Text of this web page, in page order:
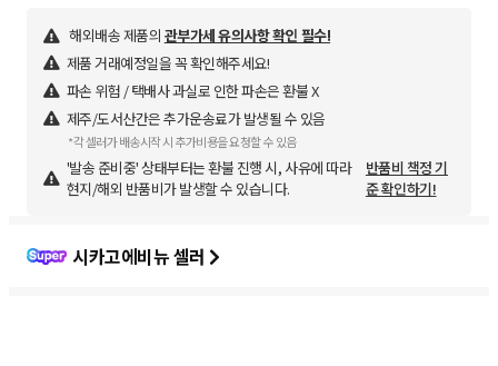
해외배송 제품의 관부가세 유의사항 확인 필수!
제품 거래예정일을 꼭 확인해주세요!
파손 위험 / 택배사 과실로 인한 파손은 환불 X
제주/도서산간은 추가운송료가 발생될 수 있음
*각 셀러가 배송시작 시 추가비용을 요청할 수 있음
'발송 준비중' 상태부터는 환불 진행 시, 사유에 따라
현지/해외 반품비가 발생할 수 있습니다.
반품비 책정 기
준 확인하기!
시카고에비뉴 셀러